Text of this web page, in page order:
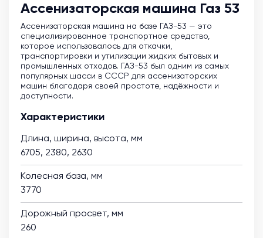
Ассенизаторская машина Газ 53
Ассенизаторская машина на базе ГАЗ-53 — это
специализированное транспортное средство,
которое использовалось для откачки,
транспортировки и утилизации жидких бытовых и
промышленных отходов. ГАЗ-53 был одним из самых
популярных шасси в СССР для ассенизаторских
машин благодаря своей простоте, надёжности и
доступности.
Характеристики
Длина, ширина, высота, мм
6705, 2380, 2630
Колесная база, мм
3770
Дорожный просвет, мм
260